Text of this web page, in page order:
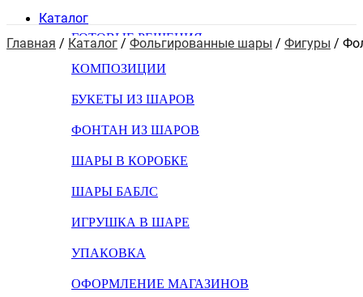
Каталог
ГОТОВЫЕ РЕШЕНИЯ
КОМПОЗИЦИИ
БУКЕТЫ ИЗ ШАРОВ
ФОНТАН ИЗ ШАРОВ
ШАРЫ В КОРОБКЕ
ШАРЫ БАБЛС
ИГРУШКА В ШАРЕ
УПАКОВКА
ОФОРМЛЕНИЕ МАГАЗИНОВ
Главная / Каталог / Фольгированные шары / Фигуры /